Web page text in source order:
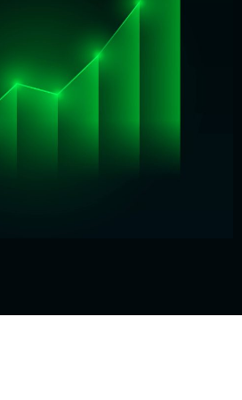
my business is now
running for their ruthless